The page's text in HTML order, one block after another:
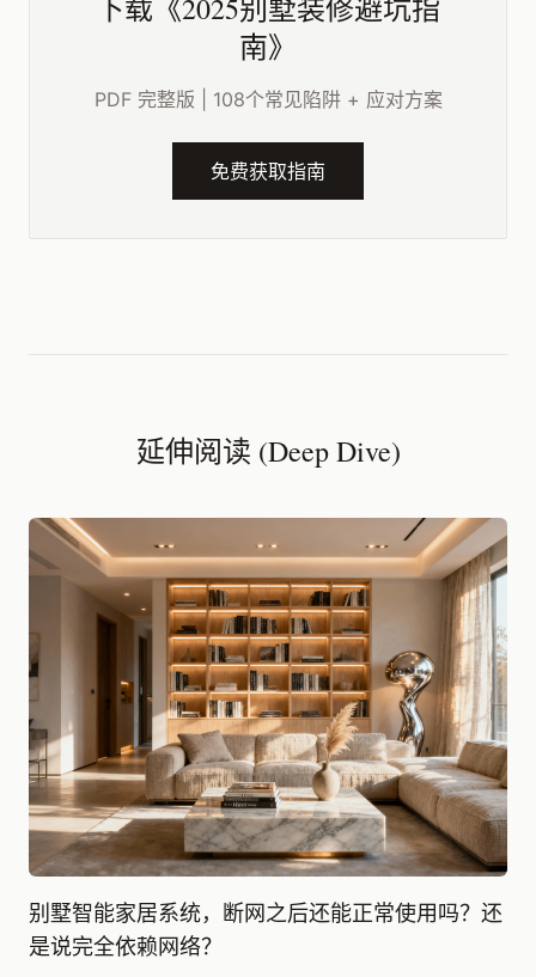
下载《2025别墅装修避坑指
南》
PDF 完整版 | 108个常见陷阱 + 应对方案
免费获取指南
延伸阅读 (Deep Dive)
别墅智能家居系统，断网之后还能正常使用吗？还
是说完全依赖网络？